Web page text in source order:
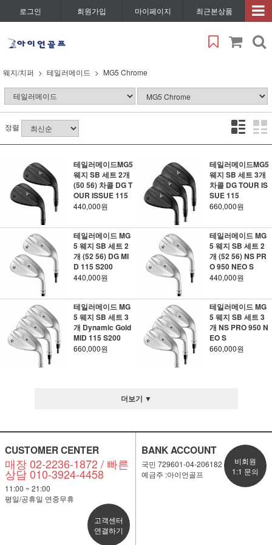
로그인 회원가입 마이페이지 최근본상품
웨지/치퍼 테일러메이드 MG5 Chrome
정렬
테일러메이드MG5
웨지 SB 세트 2개
(50 56) 차콜 DG T
OUR ISSUE 115
440,000원
테일러메이드MG5
웨지 SB 세트 3개
차콜 DG TOUR IS
SUE 115
660,000원
테일러메이드 MG
5 웨지 SB 세트 2
개 (52 56) DG MI
D 115 S200
440,000원
테일러메이드 MG
5 웨지 SB 세트 2
개 (52 56) NS PR
O 950 NEO S
440,000원
테일러메이드 MG
5 웨지 SB 세트 3
개 Dynamic Gold
MID 115 S200
660,000원
테일러메이드 MG
5 웨지 SB 세트 3
개 NS PRO 950 N
EO S
660,000원
더보기 ▼
CUSTOMER CENTER
매장 02-2236-1872 / 빠른
상담 010-3924-4458
11:00 ~ 21:00
평일/공휴일 연중무휴
고객센터
연결하기
BANK ACCOUNT
국민 729601-04-206182
예금주 :아이언골프
비회원
1:1 문의